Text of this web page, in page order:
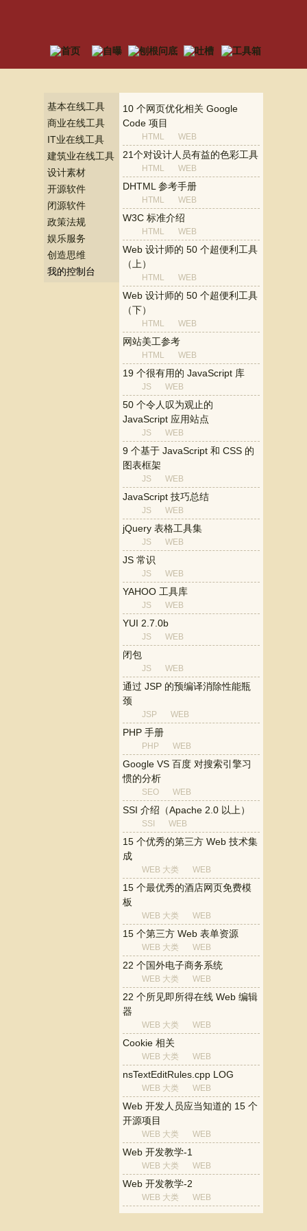
基本在线工具
商业在线工具
IT业在线工具
建筑业在线工具
设计素材
开源软件
闭源软件
政策法规
娱乐服务
创造思维
我的控制台
10 个网页优化相关 Google
Code 项目
HTML WEB
21个对设计人员有益的色彩工具
HTML WEB
DHTML 参考手册
HTML WEB
W3C 标准介绍
HTML WEB
Web 设计师的 50 个超便利工具
（上）
HTML WEB
Web 设计师的 50 个超便利工具
（下）
HTML WEB
网站美工参考
HTML WEB
19 个很有用的 JavaScript 库
JS WEB
50 个令人叹为观止的
JavaScript 应用站点
JS WEB
9 个基于 JavaScript 和 CSS 的
图表框架
JS WEB
JavaScript 技巧总结
JS WEB
jQuery 表格工具集
JS WEB
JS 常识
JS WEB
YAHOO 工具库
JS WEB
YUI 2.7.0b
JS WEB
闭包
JS WEB
通过 JSP 的预编译消除性能瓶
颈
JSP WEB
PHP 手册
PHP WEB
Google VS 百度 对搜索引擎习
惯的分析
SEO WEB
SSI 介绍（Apache 2.0 以上）
SSI WEB
15 个优秀的第三方 Web 技术集
成
WEB 大类 WEB
15 个最优秀的酒店网页免费模
板
WEB 大类 WEB
15 个第三方 Web 表单资源
WEB 大类 WEB
22 个国外电子商务系统
WEB 大类 WEB
22 个所见即所得在线 Web 编辑
器
WEB 大类 WEB
Cookie 相关
WEB 大类 WEB
nsTextEditRules.cpp LOG
WEB 大类 WEB
Web 开发人员应当知道的 15 个
开源项目
WEB 大类 WEB
Web 开发教学-1
WEB 大类 WEB
Web 开发教学-2
WEB 大类 WEB